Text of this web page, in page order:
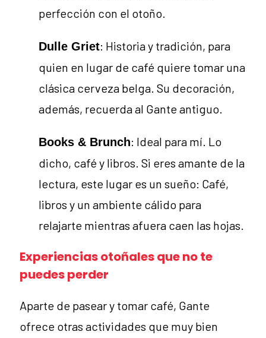
perfección con el otoño.
Dulle Griet: Historia y tradición, para
quien en lugar de café quiere tomar una
clásica cerveza belga. Su decoración,
además, recuerda al Gante antiguo.
Books & Brunch: Ideal para mí. Lo
dicho, café y libros. Si eres amante de la
lectura, este lugar es un sueño: Café,
libros y un ambiente cálido para
relajarte mientras afuera caen las hojas.
Experiencias otoñales que no te
puedes perder
Aparte de pasear y tomar café, Gante
ofrece otras actividades que muy bien